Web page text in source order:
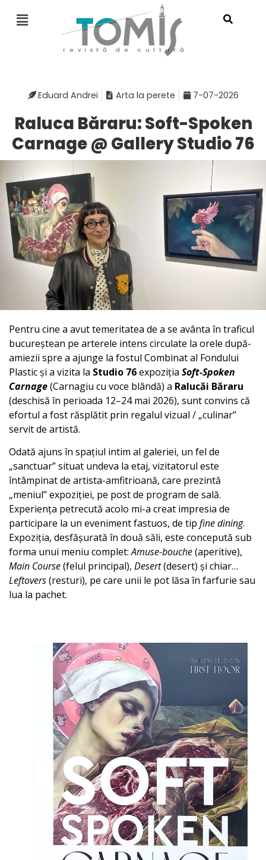
revistă de cultură
Eduard Andrei Arta la perete 7-07-2026
Raluca Băraru: Soft-Spoken
Carnage @ Gallery Studio 76
Pentru cine a avut temeritatea de a se avânta în traficul
bucureștean pe arterele intens circulate la orele după-
amiezii spre a ajunge la fostul Combinat al Fondului
Plastic și a vizita la Studio 76expoziția Soft-Spoken
Carnage(Carnagiu cu voce blândă) a Ralucăi Băraru
(deschisă în perioada 12–24 mai 2026), sunt convins că
efortul a fost răsplătit prin regalul vizual / „culinar”
servit de artistă.
Odată ajuns în spațiul intim al galeriei, un fel de
„sanctuar” situat undeva la etaj, vizitatorul este
întâmpinat de artista-amfitrioană, care prezintă
„meniul” expoziției, pe post de program de sală.
Experiența petrecută acolo mi-a creat impresia de
participare la un eveniment fastuos, de tip fine dining.
Expoziția, desfășurată în două săli, este concepută sub
forma unui meniu complet:Amuse-bouche(aperitive),
Main Course(felul principal), Desert(desert) și chiar…
Leftovers(resturi), pe care unii le pot lăsa în farfurie sau
lua la pachet.